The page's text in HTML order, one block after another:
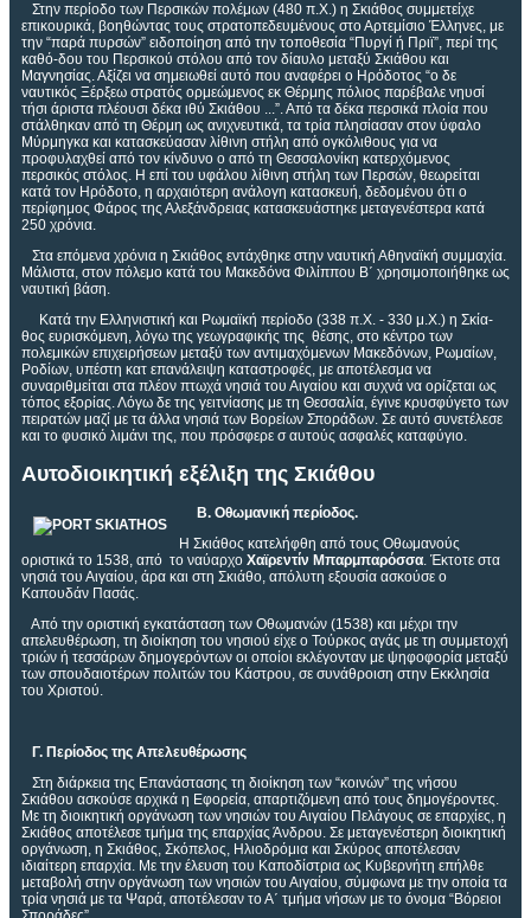
Στην περίοδο των Περσικών πολέμων (480 π.Χ.) η Σκιάθος συμμετείχε
επικουρικά, βοηθώντας τους στρατοπεδευμένους στο Αρτεμίσιο Έλληνες, με
την “παρά πυρσών” ειδοποίηση από την τοποθεσία “Πυργί ή Πριϊ”, περί της
καθό-δου του Περσικού στόλου από τον δίαυλο μεταξύ Σκιάθου και
Μαγνησίας. Αξίζει να σημειωθεί αυτό που αναφέρει ο Ηρόδοτος “ο δε
ναυτικός Ξέρξεω στρατός ορμεώμενος εκ Θέρμης πόλιος παρέβαλε νηυσί
τήσι άριστα πλέουσι δέκα ιθύ Σκιάθου ...”. Από τα δέκα περσικά πλοία που
στάλθηκαν από τη Θέρμη ως ανιχνευτικά, τα τρία πλησίασαν στον ύφαλο
Μύρμηγκα και κατασκεύασαν λίθινη στήλη από ογκόλιθους για να
προφυλαχθεί από τον κίνδυνο ο από τη Θεσσαλονίκη κατερχόμενος
περσικός στόλος. Η επί του υφάλου λίθινη στήλη των Περσών, θεωρείται
κατά τον Ηρόδοτο, η αρχαιότερη ανάλογη κατασκευή, δεδομένου ότι ο
περίφημος Φάρος της Αλεξάνδρειας κατασκευάστηκε μεταγενέστερα κατά
250 χρόνια.
Στα επόμενα χρόνια η Σκιάθος εντάχθηκε στην ναυτική Αθηναϊκή συμμαχία.
Μάλιστα, στον πόλεμο κατά του Μακεδόνα Φιλίππου Β΄ χρησιμοποιήθηκε ως
ναυτική βάση.
Κατά την Ελληνιστική και Ρωμαϊκή περίοδο (338 π.Χ. - 330 μ.Χ.) η Σκία-
θος ευρισκόμενη, λόγω της γεωγραφικής της θέσης, στο κέντρο των
πολεμικών επιχειρήσεων μεταξύ των αντιμαχόμενων Μακεδόνων, Ρωμαίων,
Ροδίων, υπέστη κατ επανάλειψη καταστροφές, με αποτέλεσμα να
συναριθμείται στα πλέον πτωχά νησιά του Αιγαίου και συχνά να ορίζεται ως
τόπος εξορίας. Λόγω δε της γειτνίασης με τη Θεσσαλία, έγινε κρυσφύγετο των
πειρατών μαζί με τα άλλα νησιά των Βορείων Σποράδων. Σε αυτό συνετέλεσε
και το φυσικό λιμάνι της, που πρόσφερε σ αυτούς ασφαλές καταφύγιο.
Αυτοδιοικητική εξέλιξη της Σκιάθου
Β. Οθωμανική περίοδος.
Η Σκιάθος κατελήφθη από τους Οθωμανούς
οριστικά το 1538, από το ναύαρχο Χαϊρεντίν Μπαρμπαρόσσα. Έκτοτε στα
νησιά του Αιγαίου, άρα και στη Σκιάθο, απόλυτη εξουσία ασκούσε ο
Καπουδάν Πασάς.
Από την οριστική εγκατάσταση των Οθωμανών (1538) και μέχρι την
απελευθέρωση, τη διοίκηση του νησιού είχε ο Τούρκος αγάς με τη συμμετοχή
τριών ή τεσσάρων δημογερόντων οι οποίοι εκλέγονταν με ψηφοφορία μεταξύ
των σπουδαιοτέρων πολιτών του Κάστρου, σε συνάθροιση στην Εκκλησία
του Χριστού.
Γ. Περίοδος της Απελευθέρωσης
Στη διάρκεια της Επανάστασης τη διοίκηση των “κοινών” της νήσου
Σκιάθου ασκούσε αρχικά η Εφορεία, απαρτιζόμενη από τους δημογέροντες.
Με τη διοικητική οργάνωση των νησιών του Αιγαίου Πελάγους σε επαρχίες, η
Σκιάθος αποτέλεσε τμήμα της επαρχίας Άνδρου. Σε μεταγενέστερη διοικητική
οργάνωση, η Σκιάθος, Σκόπελος, Ηλιοδρόμια και Σκύρος αποτέλεσαν
ιδιαίτερη επαρχία. Με την έλευση του Καποδίστρια ως Κυβερνήτη επήλθε
μεταβολή στην οργάνωση των νησιών του Αιγαίου, σύμφωνα με την οποία τα
τρία νησιά με τα Ψαρά, αποτέλεσαν το Α΄ τμήμα νήσων με το όνομα “Βόρειοι